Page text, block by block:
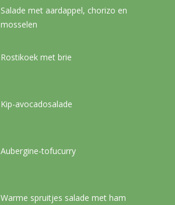
Salade met aardappel, chorizo en
mosselen
Rostikoek met brie
Kip-avocadosalade
Aubergine-tofucurry
Warme spruitjes salade met ham